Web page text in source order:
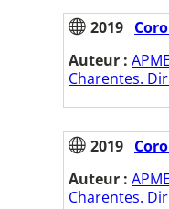
2019
Auteur :
Charentes.
2019
Auteur :
Charentes.